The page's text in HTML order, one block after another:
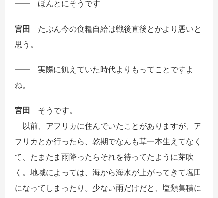
―― ほんとにそうです
宮田 たぶん今の食糧自給は戦後直後とかより悪いと
思う。
―― 実際に飢えていた時代よりもってことですよ
ね。
宮田 そうです。
以前、アフリカに住んでいたことがありますが、ア
フリカとか行ったら、乾期でなんも草一本生えてなく
て、たまたま雨降ったらそれを待ってたように芽吹
く。地域によっては、海から海水が上がってきて塩田
になってしまったり。少ない雨だけだと、塩類集積に